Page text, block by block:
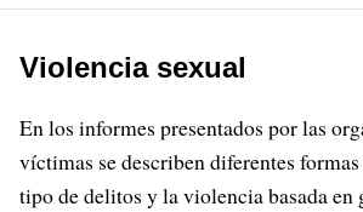
Violencia sexual
En los informes presentados por las
víctimas se describen diferentes formas
tipo de delitos y la violencia basada en